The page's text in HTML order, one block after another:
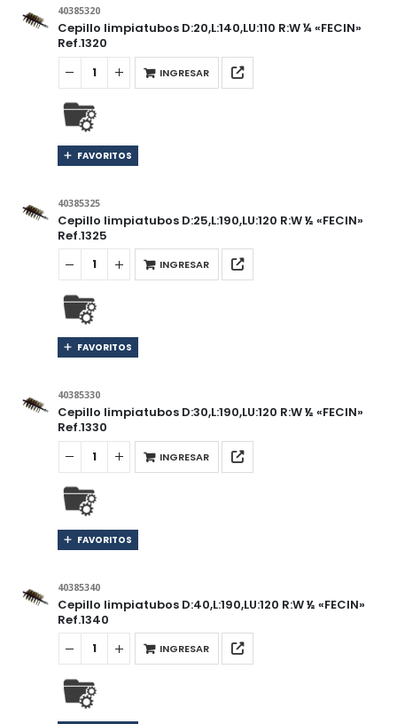
40385320
Cepillo limpiatubos D:20,L:140,LU:110 R:W ¼ «FECIN»
Ref.1320
INGRESAR
FAVORITOS
40385325
Cepillo limpiatubos D:25,L:190,LU:120 R:W ½ «FECIN»
Ref.1325
INGRESAR
FAVORITOS
40385330
Cepillo limpiatubos D:30,L:190,LU:120 R:W ½ «FECIN»
Ref.1330
INGRESAR
FAVORITOS
40385340
Cepillo limpiatubos D:40,L:190,LU:120 R:W ½ «FECIN»
Ref.1340
INGRESAR